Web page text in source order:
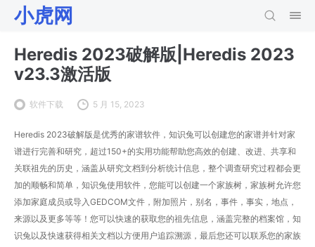
小虎网
Heredis 2023破解版|Heredis 2023
v23.3激活版
软件下载 5 月 15, 2023
Heredis 2023破解版是优秀的家谱软件，知识兔可以创建您的家谱并针对家
谱进行完善和研究，超过150+的实用功能帮助您高效的创建、改进、共享和
关联祖先的历史，涵盖从研究文档到分析统计信息，整个调查研究过程都会更
加的顺畅和简单，知识兔使用软件，您能可以创建一个家族树，家族树允许您
添加家庭成员或导入GEDCOM文件，附加照片，别名，事件，事实，地点，
来源以及更多等等！您可以快速的获取您的祖先信息，涵盖完整的档案馆，知
识兔以及快速获得相关文档以方便用户追踪溯源，最后您还可以联系您的家族